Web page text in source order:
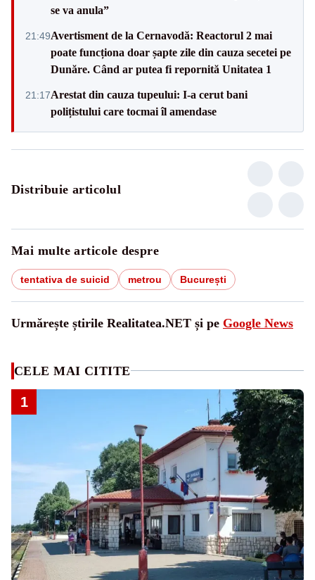
se va anula”
21:49Avertisment de la Cernavodă: Reactorul 2 mai
poate funcționa doar șapte zile din cauza secetei pe
Dunăre. Când ar putea fi repornită Unitatea 1
21:17Arestat din cauza tupeului: I-a cerut bani
polițistului care tocmai îl amendase
Distribuie articolul
Mai multe articole despre
tentativa de suicid metrou București
Urmărește știrile Realitatea.NET și pe Google News
CELE MAI CITITE
1